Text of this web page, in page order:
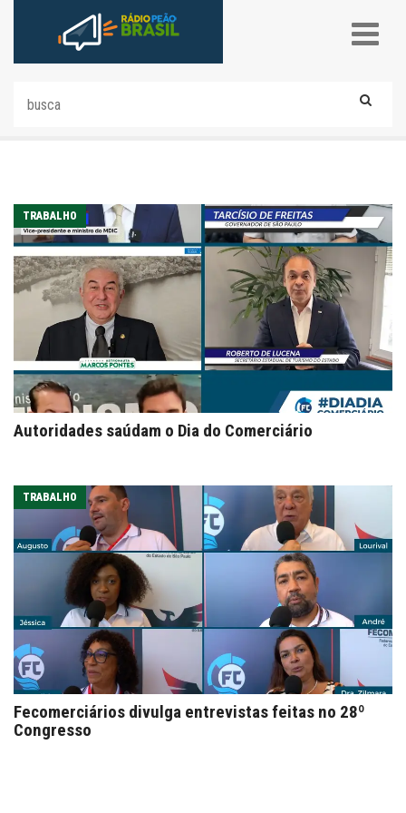
TRABALHO
Autoridades saúdam o Dia do Comerciário
TRABALHO
Fecomerciários divulga entrevistas feitas no 28º
Congresso